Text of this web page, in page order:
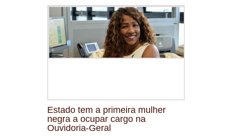
Estado tem a primeira mulher
negra a ocupar cargo na
Ouvidoria-Geral